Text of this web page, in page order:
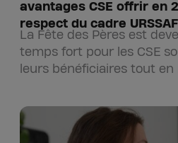
avantages CSE offrir en
respect du cadre
La Fête des Pères est
temps fort pour les CSE
leurs bénéficiaires tout